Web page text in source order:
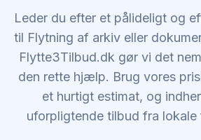
Leder du efter et pålideligt og
til Flytning af arkiv eller
Flytte3Tilbud.dk gør vi det
den rette hjælp. Brug vores
et hurtigt estimat, og
uforpligtende tilbud fra lokale